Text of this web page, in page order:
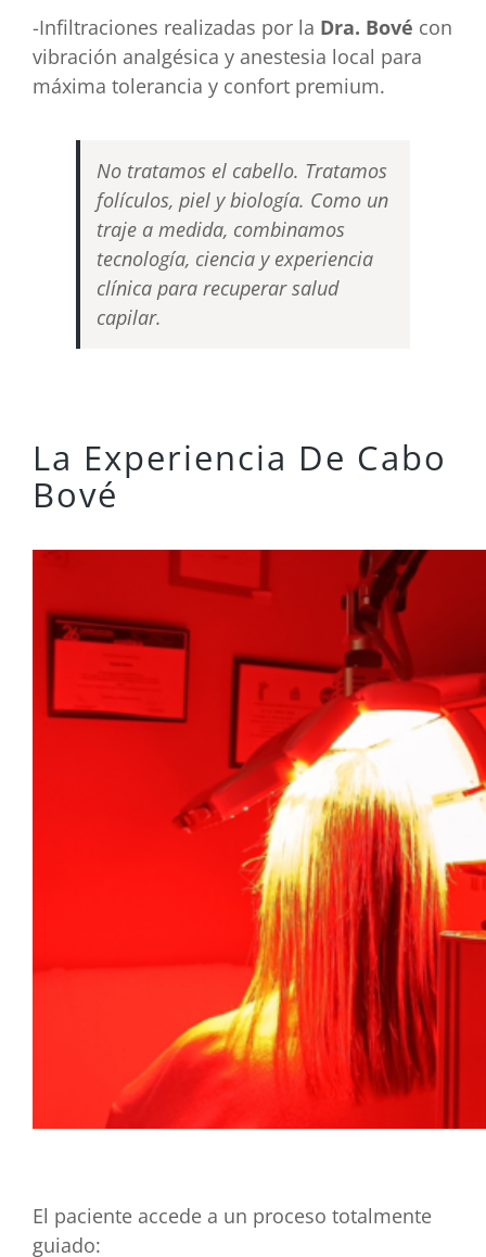
-Infiltraciones realizadas por la Dra. Bové con
vibración analgésica y anestesia local para
máxima tolerancia y confort premium.
No tratamos el cabello. Tratamos
folículos, piel y biología. Como un
traje a medida, combinamos
tecnología, ciencia y experiencia
clínica para recuperar salud
capilar.
La Experiencia De Cabo
Bové
El paciente accede a un proceso totalmente
guiado: